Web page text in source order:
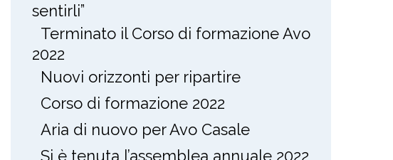
sentirli”
Terminato il Corso di formazione Avo
2022
Nuovi orizzonti per ripartire
Corso di formazione 2022
Aria di nuovo per Avo Casale
Si è tenuta l’assemblea annuale 2022